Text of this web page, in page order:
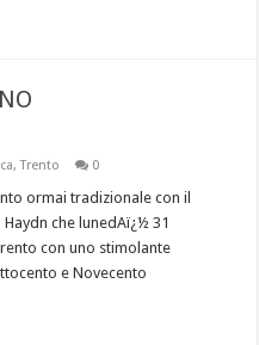
,Trento 0
ormai tradizionale con il
che lunedAï¿½ 31
con uno stimolante
e Novecento